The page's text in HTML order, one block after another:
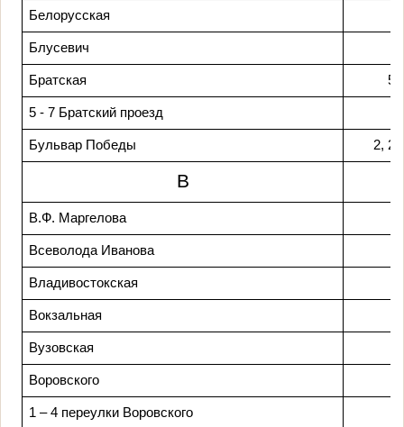
Белорусская
Блусевич
Братская 5,
5 - 7 Братский проезд
Бульвар Победы 2,
В
В.Ф. Маргелова
Всеволода Иванова
Владивостокская
Вокзальная
Вузовская
Воровского
1 – 4 переулки Воровского